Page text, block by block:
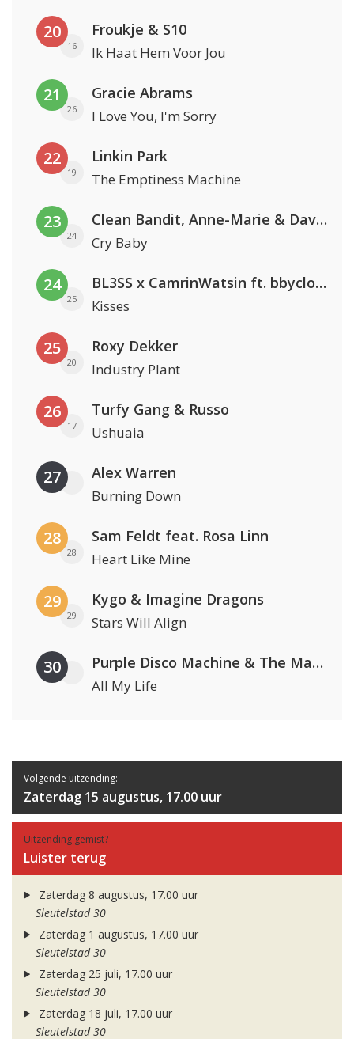
20
16
Froukje & S10
Ik Haat Hem Voor Jou
21
26
Gracie Abrams
I Love You, I'm Sorry
22
19
Linkin Park
The Emptiness Machine
23
24
Clean Bandit, Anne-Marie & David Guetta
Cry Baby
24
25
BL3SS x CamrinWatsin ft. bbyclose
Kisses
25
20
Roxy Dekker
Industry Plant
26
17
Turfy Gang & Russo
Ushuaia
27 Alex Warren
Burning Down
28
28
Sam Feldt feat. Rosa Linn
Heart Like Mine
29
29
Kygo & Imagine Dragons
Stars Will Align
30 Purple Disco Machine & The Magician
All My Life
Volgende uitzending:
Zaterdag 15 augustus, 17.00 uur
Uitzending gemist?
Luister terug
Zaterdag 8 augustus, 17.00 uur
Sleutelstad 30
Zaterdag 1 augustus, 17.00 uur
Sleutelstad 30
Zaterdag 25 juli, 17.00 uur
Sleutelstad 30
Zaterdag 18 juli, 17.00 uur
Sleutelstad 30